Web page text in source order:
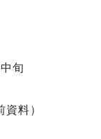
旬
料）